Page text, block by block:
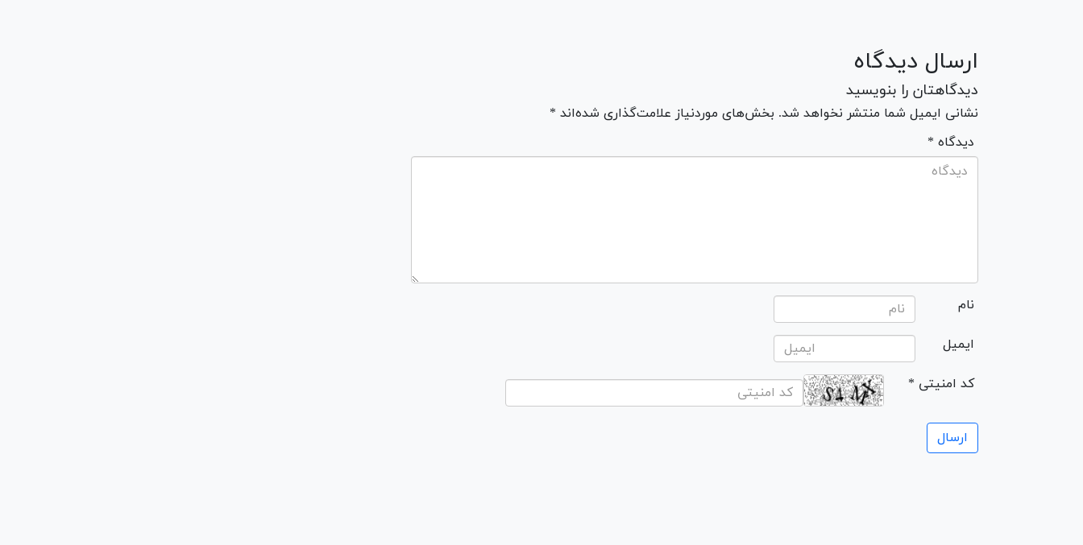
ارسال دیدگاه
دیدگاهتان را بنویسید
نشانی ایمیل شما منتشر نخواهد شد. بخش‌های موردنیاز علامت‌گذاری شده‌اند *
* دیدگاه
نام
ایمیل
* کد امنیتی